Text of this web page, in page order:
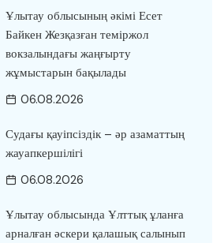
Ұлытау облысының әкімі Есет
Байкен Жезқазған теміржол
вокзалындағы жаңғырту
жұмыстарын бақылады
06.08.2026
Судағы қауіпсіздік – әр азаматтың
жауапкершілігі
06.08.2026
Ұлытау облысында Ұлттық ұланға
арналған әскери қалашық салынып